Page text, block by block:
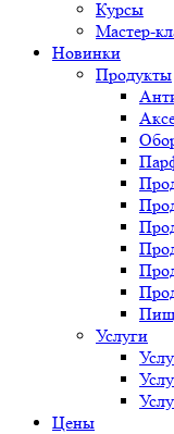
Курсы
Мастер-
Новинки
Продукты
Услуги
Цены